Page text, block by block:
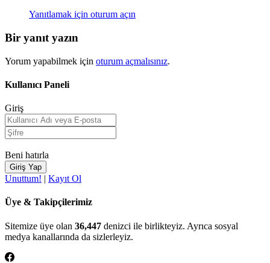
Yanıtlamak için oturum açın
Bir yanıt yazın
Yorum yapabilmek için oturum açmalısınız.
Kullanıcı Paneli
Giriş
Beni hatırla
Unuttum! | Kayıt Ol
Üye & Takipçilerimiz
Sitemize üye olan 36,447 denizci ile birlikteyiz. Ayrıca sosyal
medya kanallarında da sizlerleyiz.